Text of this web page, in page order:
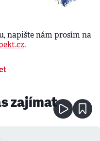
napište nám prosím na
.
zajímat